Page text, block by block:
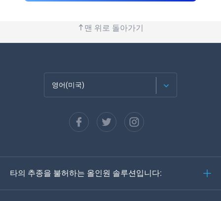
맨 위로 돌아가기
영어(미국)
Español
Deutsch
타의 추종을 불허하는 올인원 솔루션입니다: